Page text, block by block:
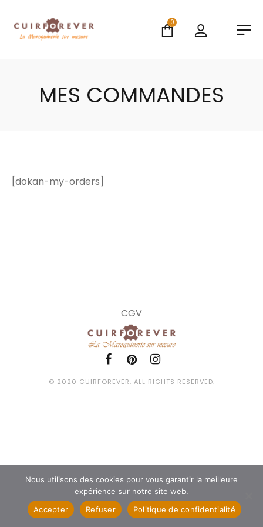
0
MES COMMANDES
[dokan-my-orders]
CGV
© 2020 CUIRFOREVER. ALL RIGHTS RESERVED.
Nous utilisons des cookies pour vous garantir la meilleure
expérience sur notre site web.
Accepter
Refuser Politique de confidentialité